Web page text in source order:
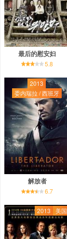
最后的慰安妇
5.8
2013
委内瑞拉 / 西班牙
解放者
6.7
2013 美国